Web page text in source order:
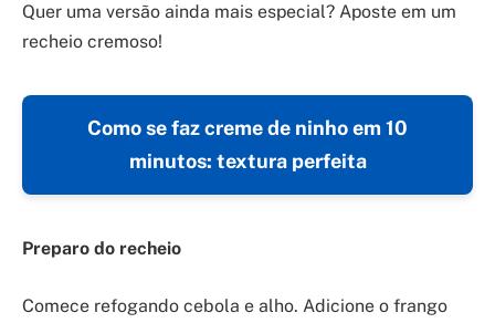
Quer uma versão ainda mais especial? Aposte em um
recheio cremoso!
Como se faz creme de ninho em 10
minutos: textura perfeita
Preparo do recheio
Comece refogando cebola e alho. Adicione o frango